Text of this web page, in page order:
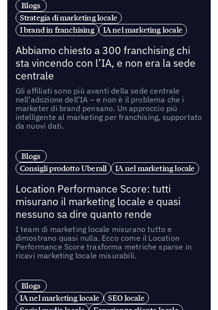
Blogs
Strategia di marketing locale
I brand in franchising
IA nel marketing locale
Abbiamo chiesto a 300 franchising chi
sta vincendo con l’IA, e non era la sede
centrale
Gli affiliati sono più avanti della sede centrale
nell’adozione dell’IA – e non è il problema che i
marketer di brand pensano. Un approccio più
intelligente al marketing per franchising, supportato
da nuovi dati.
Blogs
Consigli prodotto Uberall
IA nel marketing locale
Location Performance Score: tutti
misurano il marketing locale e quasi
nessuno sa dire quanto rende
I team di marketing locale misurano tutto e
dimostrano quasi nulla. Ecco come il Location
Performance Score trasforma metriche sparse in
ricavi marketing locale misurabili.
Blogs
IA nel marketing locale
SEO locale